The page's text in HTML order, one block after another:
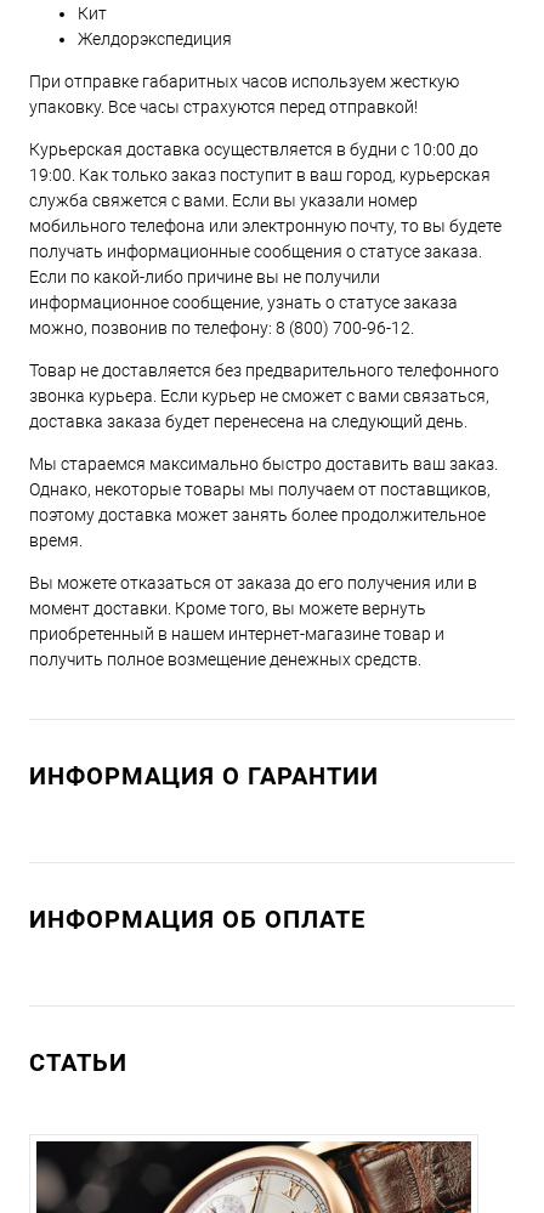
Кит
Желдорэкспедиция
При отправке габаритных часов используем жесткую
упаковку. Все часы страхуются перед отправкой!
Курьерская доставка осуществляется в будни с 10:00 до
19:00. Как только заказ поступит в ваш город, курьерская
служба свяжется с вами. Если вы указали номер
мобильного телефона или электронную почту, то вы будете
получать информационные сообщения о статусе заказа.
Если по какой-либо причине вы не получили
информационное сообщение, узнать о статусе заказа
можно, позвонив по телефону: 8 (800) 700-96-12.
Товар не доставляется без предварительного телефонного
звонка курьера. Если курьер не сможет с вами связаться,
доставка заказа будет перенесена на следующий день.
Мы стараемся максимально быстро доставить ваш заказ.
Однако, некоторые товары мы получаем от поставщиков,
поэтому доставка может занять более продолжительное
время.
Вы можете отказаться от заказа до его получения или в
момент доставки. Кроме того, вы можете вернуть
приобретенный в нашем интернет-магазине товар и
получить полное возмещение денежных средств.
ИНФОРМАЦИЯ О ГАРАНТИИ
ИНФОРМАЦИЯ ОБ ОПЛАТЕ
СТАТЬИ